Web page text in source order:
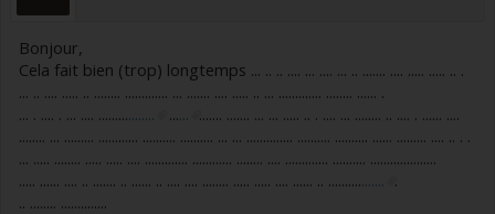
Bonjour,
Cela fait bien (trop) longtemps ... .. .. .... ... .... ... .. ....... .... ..... ..... .. .
... .. .... ..... .. ........ ............. ... ....... .... ..... .. ... ............. ........ ...... .
... . .... . ... .... ................. ...... ....... ....... ... ... ..... .. . .... ... ........ .. .... . ...... ....
........ ... ......... ............ .......... .......... ... ... .............. .......... .......... ...... ......... .... .. . .
... ..... ........ ..... ..... .... ............. ............ ........ .... ............. .......... ....................
..... ...... .... .. ....... .. ...... .. .... .... ........ ..... ..... .... ...... .. ................. .
.. ........ ..............